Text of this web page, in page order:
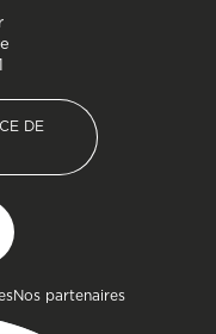
Nos partenaires
DE
DE